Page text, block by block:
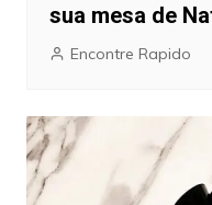
sua mesa de
Encontre Rapido